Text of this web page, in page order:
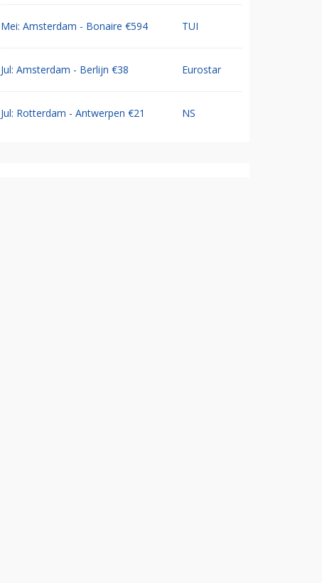
Mei: Amsterdam - Bonaire €594 TUI
Jul: Amsterdam - Berlijn €38 Eurostar
Jul: Rotterdam - Antwerpen €21 NS